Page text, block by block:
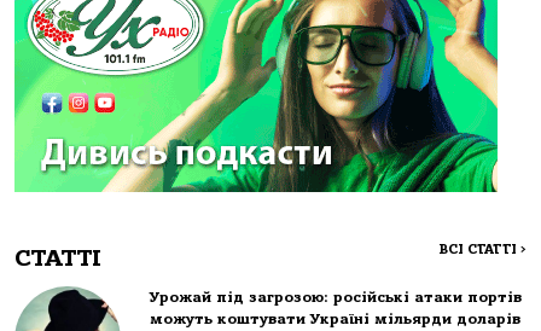
СТАТТІ ВСІ СТАТТІ >
Урожай під загрозою: російські атаки портів
можуть коштувати Україні мільярди доларів